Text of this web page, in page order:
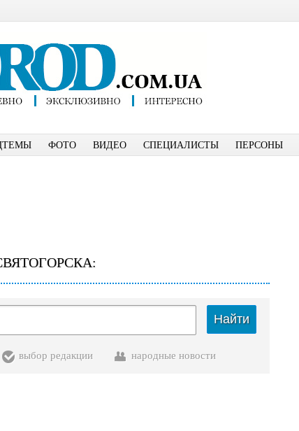
ФОТО ВИДЕО СПЕЦИАЛИСТЫ ПЕРСОНЫ
Найти
выбор редакции народные новости